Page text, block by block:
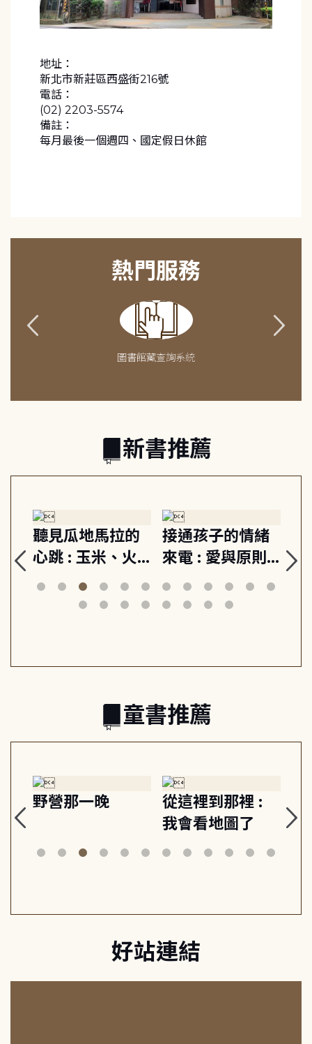
地址：
新北市新莊區西盛街216號
電話：
(02) 2203-5574
備註：
每月最後一個週四、國定假日休館
熱門服務
圖書館藏查詢系統
新書推薦
聽見瓜地馬拉的
心跳 : 玉米、火
山與信仰, 外交官
筆下的現代馬雅
接通孩子的情緒
來電 : 愛與原則,
建立教養的安定
節奏 22個行動練
關
童書推薦
野營那一晚
從這裡到那裡 :
我會看地圖了
美
好站連結